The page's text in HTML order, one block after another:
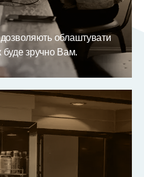
облаштувати
буде зручно Вам.